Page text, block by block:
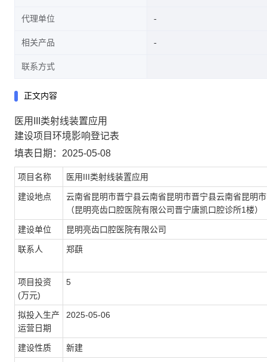
代理单位
相关产品
联系方式
正文内容
医用III类射线装置应用
建设项目环境影响登记表
填表日期：2025-05-08
项目名称 医用III类射线装置应用
建设地点
云南省昆明市晋宁县云南省昆明市晋宁县云南省昆明
（昆明亮齿口腔医院有限公司晋宁唐凯口腔诊所1楼）
建设单位 昆明亮齿口腔医院有限公司
联系人 郑蕻
项目投资
(万元)
5
拟投入生产
运营日期
2025-05-06
建设性质 新建